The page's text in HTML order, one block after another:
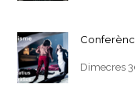
Dimecres